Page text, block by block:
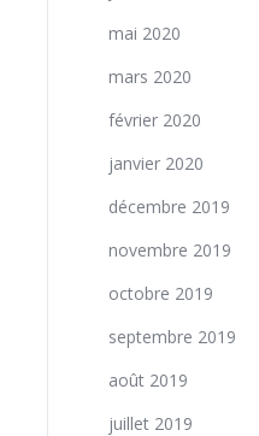
mai 2020
mars 2020
février 2020
janvier 2020
décembre 2019
novembre 2019
octobre 2019
septembre 2019
août 2019
juillet 2019